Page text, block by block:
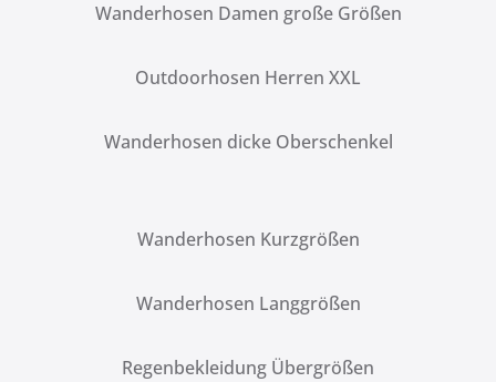
Wanderhosen Damen große Größen
Outdoorhosen Herren XXL
Wanderhosen dicke Oberschenkel
Wanderhosen Kurzgrößen
Wanderhosen Langgrößen
Regenbekleidung Übergrößen